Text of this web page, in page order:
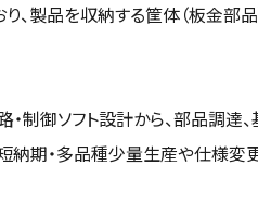
、製品を収納する筐体（板金部
・制御ソフト設計から、部品調
納期・多品種少量生産や仕様